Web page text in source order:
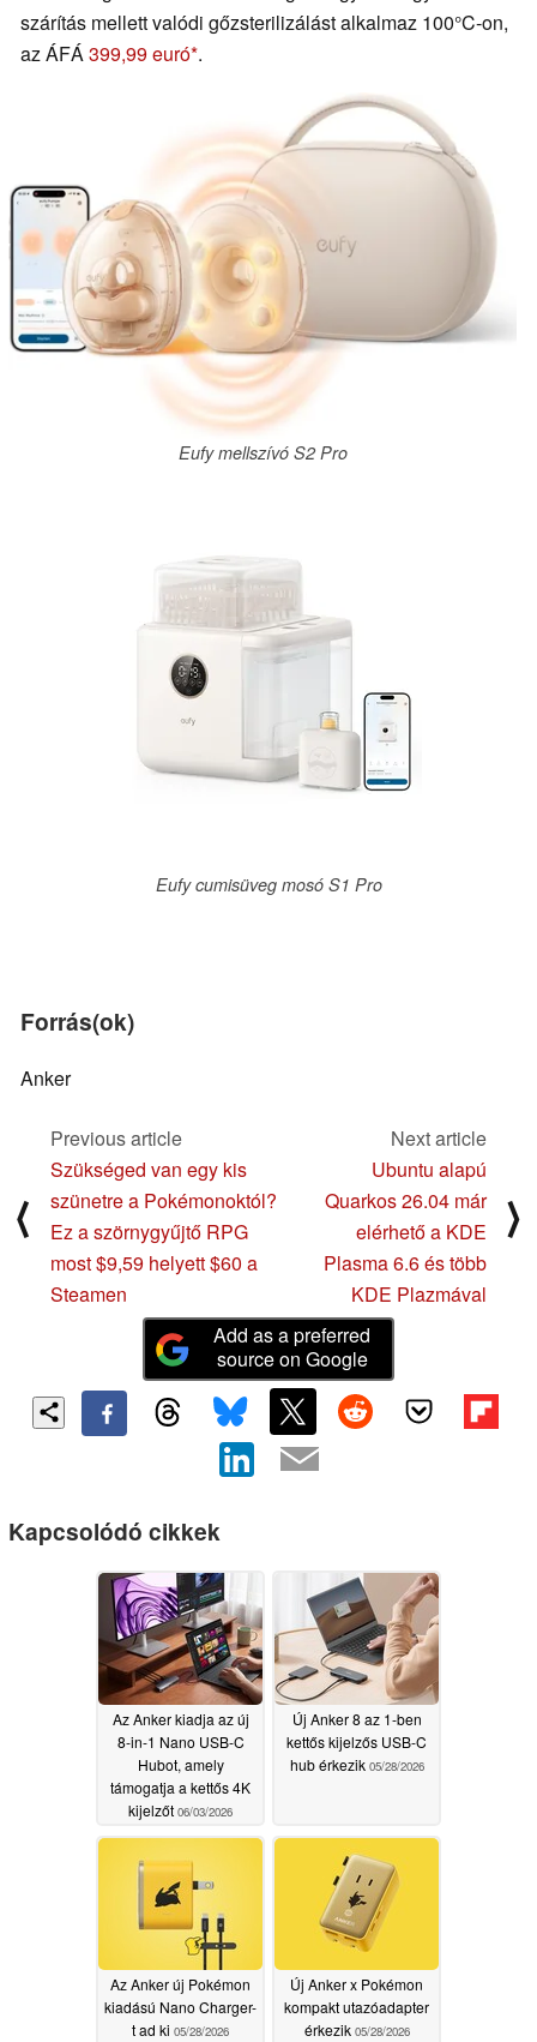
szárítás mellett valódi gőzsterilizálást alkalmaz 100°C-on,
az ÁFÁ399,99 euró .
Eufy mellszívó S2 Pro
Eufy cumisüveg mosó S1 Pro
Forrás(ok)
Anker
⟨
Previous article
Szükséged van egy kis
szünetre a Pokémonoktól?
Ez a szörnygyűjtő RPG
most $9,59 helyett $60 a
Steamen
Next article
Ubuntu alapú
Quarkos 26.04 már
elérhető a KDE
Plasma 6.6 és több
KDE Plazmával
⟩
Add as a preferred
source on Google
Kapcsolódó cikkek
Az Anker kiadja az új
8-in-1 Nano USB-C
Hubot, amely
támogatja a kettős 4K
kijelzőt 06/03/2026
Új Anker 8 az 1-ben
kettős kijelzős USB-C
hub érkezik 05/28/2026
Az Anker új Pokémon
kiadású Nano Charger-
t ad ki 05/28/2026
Új Anker x Pokémon
kompakt utazóadapter
érkezik 05/28/2026